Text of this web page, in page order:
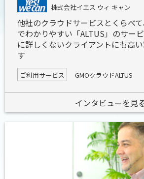
株式会社イエス ウィ キャン
他社のクラウドサービスとくらべ
でわかりやすい「ALTUS」のサー
に詳しくないクライアントにも高
す
ご利用サービス GMOクラウドALTUS
インタビューを見